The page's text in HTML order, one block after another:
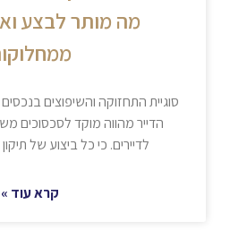
מה מותר לבצע
סוגיית התחזוקה והשיפוצים
הדייר מהווה מוקד לסכסוכים
לדיירים. כי כל ביצוע של
קרא עוד »